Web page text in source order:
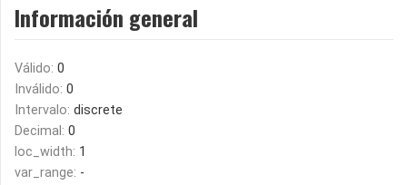
Información general
Válido: 0
Inválido: 0
Intervalo: discrete
Decimal: 0
loc_width: 1
var_range: -